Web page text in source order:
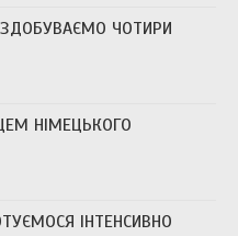
ЧОТИРИ
НІМЕЦЬКОГО
ІНТЕНСИВНО